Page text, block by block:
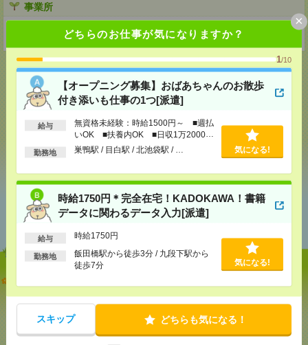
どちらのお仕事が気になりますか？
1/10
【オープニング募集】おばあちゃんのお散歩
付き添いも仕事の1つ[派遣]
給与
無資格未経験：時給1500円～ ■週払
いOK ■扶養内OK ■日収1万2000円
以上
勤務地 巣鴨駅 / 目白駅 / 北池袋駅 / … 気になる!
時給1750円＊完全在宅！KADOKAWA！書籍
データに関わるデータ入力[派遣]
給与 時給1750円
勤務地
飯田橋駅から徒歩3分 / 九段下駅から
徒歩7分
気になる!
スキップ どちらも気になる！
×
事業所
東京都渋谷区広尾３丁目１２－３６ ワイマッツ広尾ビル４階
応募ページへ
気になる！
あなたの閲覧履歴からの
おすすめ
[給 与]無資格未経験：時給1500円～ ■週払い
OK ■扶養内OK ■日収1万2000円以上